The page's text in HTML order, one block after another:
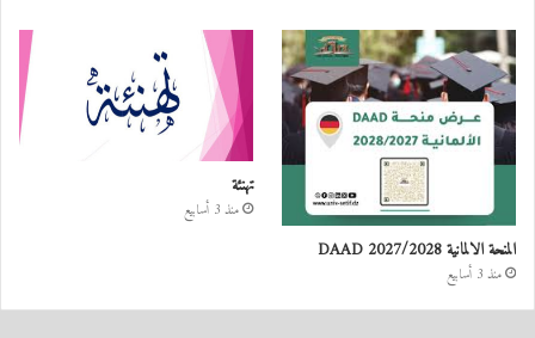
المنحة الالمانية DAAD 2027/2028
منذ 3 أسابيع
تهنئة
منذ 3 أسابيع